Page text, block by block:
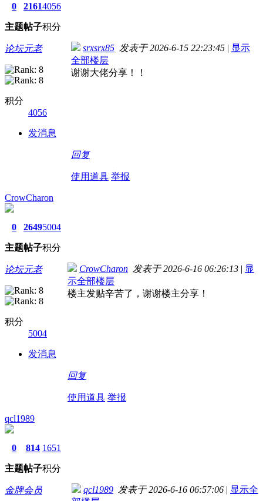
0
主题
2161
帖子
4056
积分
论坛元老
积分
4056
发消息
srxsrx85 发表于 2026-6-15 22:23:45 | 显示
全部楼层
谢谢大佬分享！！
回复
使用道具 举报
CrowCharon
0
主题
2649
帖子
5004
积分
论坛元老
积分
5004
发消息
CrowCharon 发表于 2026-6-16 06:26:13 | 显
示全部楼层
楼主发贴辛苦了，谢谢楼主分享！
回复
使用道具 举报
qcl1989
0
主题
814
帖子
1651
积分
金牌会员 qcl1989 发表于 2026-6-16 06:57:06 | 显示全